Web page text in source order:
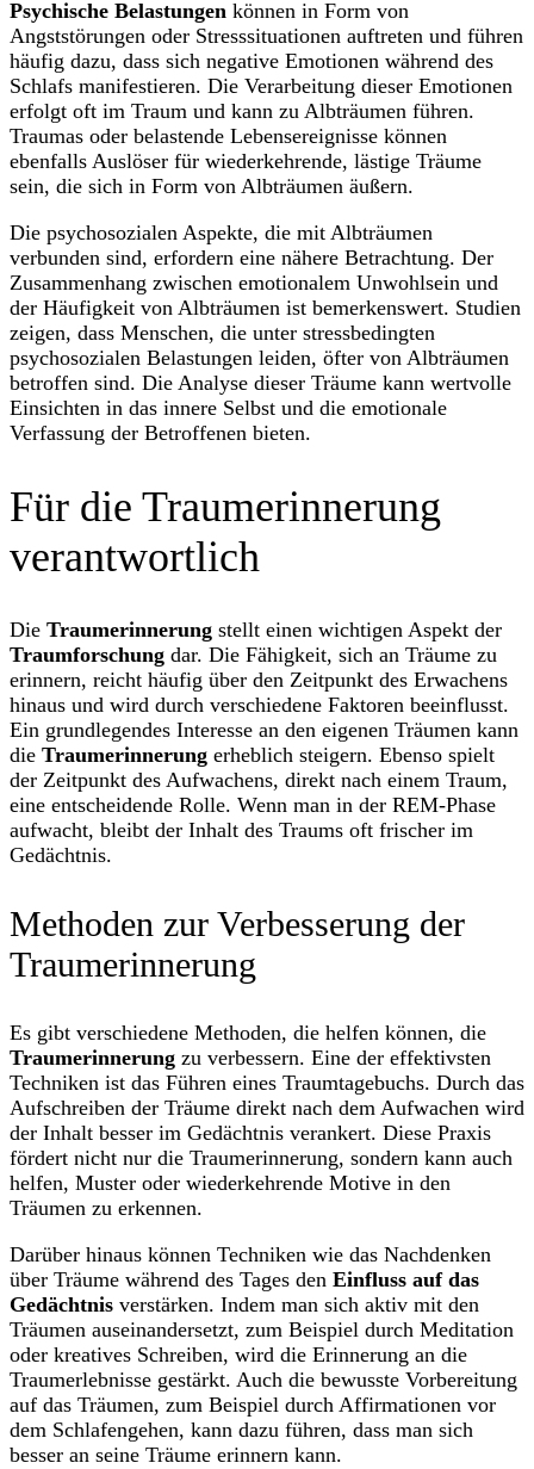
Psychische Belastungen können in Form von
Angststörungen oder Stresssituationen auftreten und führen
häufig dazu, dass sich negative Emotionen während des
Schlafs manifestieren. Die Verarbeitung dieser Emotionen
erfolgt oft im Traum und kann zu Albträumen führen.
Traumas oder belastende Lebensereignisse können
ebenfalls Auslöser für wiederkehrende, lästige Träume
sein, die sich in Form von Albträumen äußern.
Die psychosozialen Aspekte, die mit Albträumen
verbunden sind, erfordern eine nähere Betrachtung. Der
Zusammenhang zwischen emotionalem Unwohlsein und
der Häufigkeit von Albträumen ist bemerkenswert. Studien
zeigen, dass Menschen, die unter stressbedingten
psychosozialen Belastungen leiden, öfter von Albträumen
betroffen sind. Die Analyse dieser Träume kann wertvolle
Einsichten in das innere Selbst und die emotionale
Verfassung der Betroffenen bieten.
Für die Traumerinnerung
verantwortlich
Die Traumerinnerung stellt einen wichtigen Aspekt der
Traumforschung dar. Die Fähigkeit, sich an Träume zu
erinnern, reicht häufig über den Zeitpunkt des Erwachens
hinaus und wird durch verschiedene Faktoren beeinflusst.
Ein grundlegendes Interesse an den eigenen Träumen kann
die Traumerinnerung erheblich steigern. Ebenso spielt
der Zeitpunkt des Aufwachens, direkt nach einem Traum,
eine entscheidende Rolle. Wenn man in der REM-Phase
aufwacht, bleibt der Inhalt des Traums oft frischer im
Gedächtnis.
Methoden zur Verbesserung der
Traumerinnerung
Es gibt verschiedene Methoden, die helfen können, die
Traumerinnerung zu verbessern. Eine der effektivsten
Techniken ist das Führen eines Traumtagebuchs. Durch das
Aufschreiben der Träume direkt nach dem Aufwachen wird
der Inhalt besser im Gedächtnis verankert. Diese Praxis
fördert nicht nur die Traumerinnerung, sondern kann auch
helfen, Muster oder wiederkehrende Motive in den
Träumen zu erkennen.
Darüber hinaus können Techniken wie das Nachdenken
über Träume während des Tages den Einfluss auf das
Gedächtnis verstärken. Indem man sich aktiv mit den
Träumen auseinandersetzt, zum Beispiel durch Meditation
oder kreatives Schreiben, wird die Erinnerung an die
Traumerlebnisse gestärkt. Auch die bewusste Vorbereitung
auf das Träumen, zum Beispiel durch Affirmationen vor
dem Schlafengehen, kann dazu führen, dass man sich
besser an seine Träume erinnern kann.